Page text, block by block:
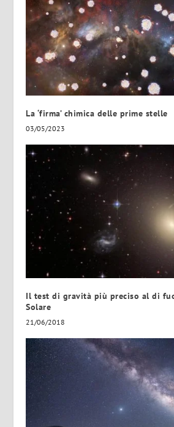
La ‘firma’ chimica delle prime stelle
03/05/2023
Il test di gravità più preciso al di
Solare
21/06/2018